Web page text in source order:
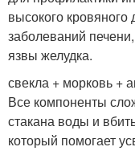
высокого
заболеваний
язвы желудка.
свекла + морковь +
Все компоненты
стакана воды и
который помогает